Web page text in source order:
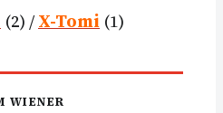
(2) /X-Tomi (1)
WIENER